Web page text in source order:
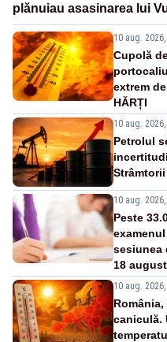
plănuiau asasinarea lui
10 aug.
Cupolă
extrem
HĂRȚI
10 aug.
Petrolul
Strâmtorii
10 aug.
Peste
sesiunea
18 august
10 aug. 2026,
caniculă.